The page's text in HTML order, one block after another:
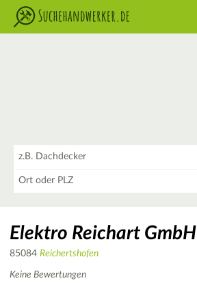
Elektro Reichart GmbH
85084 Reichertshofen
Keine Bewertungen